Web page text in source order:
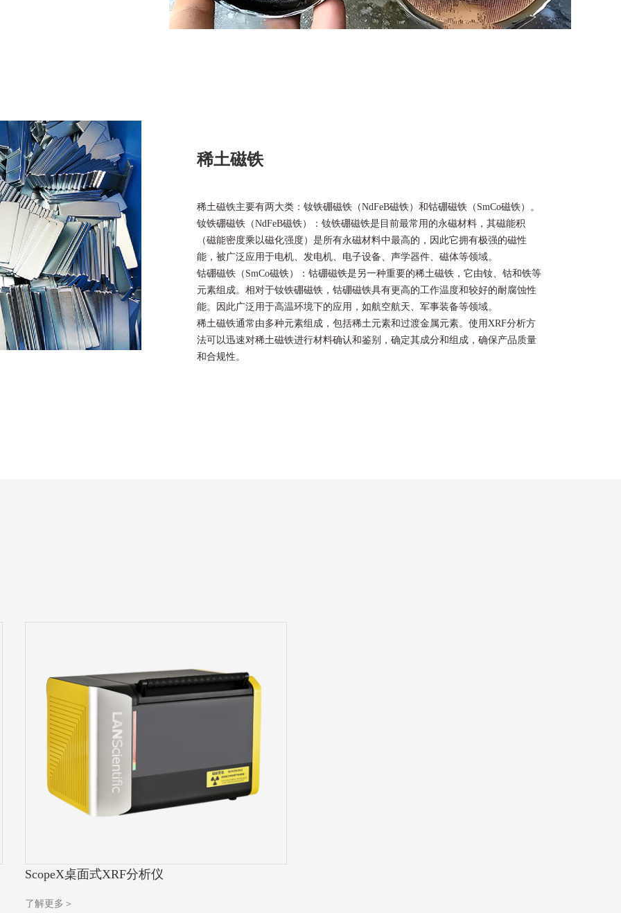
稀土磁铁
稀土磁铁主要有两大类：钕铁硼磁铁（NdFeB磁铁）和钴硼磁铁（SmCo磁铁）。
钕铁硼磁铁（NdFeB磁铁）：钕铁硼磁铁是目前最常用的永磁材料，其磁能积
（磁能密度乘以磁化强度）是所有永磁材料中最高的，因此它拥有极强的磁性
能，被广泛应用于电机、发电机、电子设备、声学器件、磁体等领域。
钴硼磁铁（SmCo磁铁）：钴硼磁铁是另一种重要的稀土磁铁，它由钕、钴和铁等
元素组成。相对于钕铁硼磁铁，钴硼磁铁具有更高的工作温度和较好的耐腐蚀性
能。因此广泛用于高温环境下的应用，如航空航天、军事装备等领域。
稀土磁铁通常由多种元素组成，包括稀土元素和过渡金属元素。使用XRF分析方
法可以迅速对稀土磁铁进行材料确认和鉴别，确定其成分和组成，确保产品质量
和合规性。
ScopeX桌面式XRF分析仪
了解更多＞